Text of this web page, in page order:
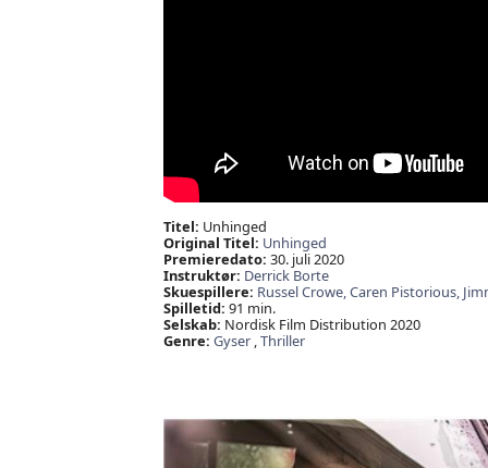
Titel: Unhinged
Original Titel: Unhinged
Premieredato: 30. juli 2020
Instruktør: Derrick Borte
Skuespillere: Russel Crowe,Caren Pistorious,
Spilletid: 91 min.
Selskab: Nordisk Film Distribution 2020
Genre: Gyser,Thriller